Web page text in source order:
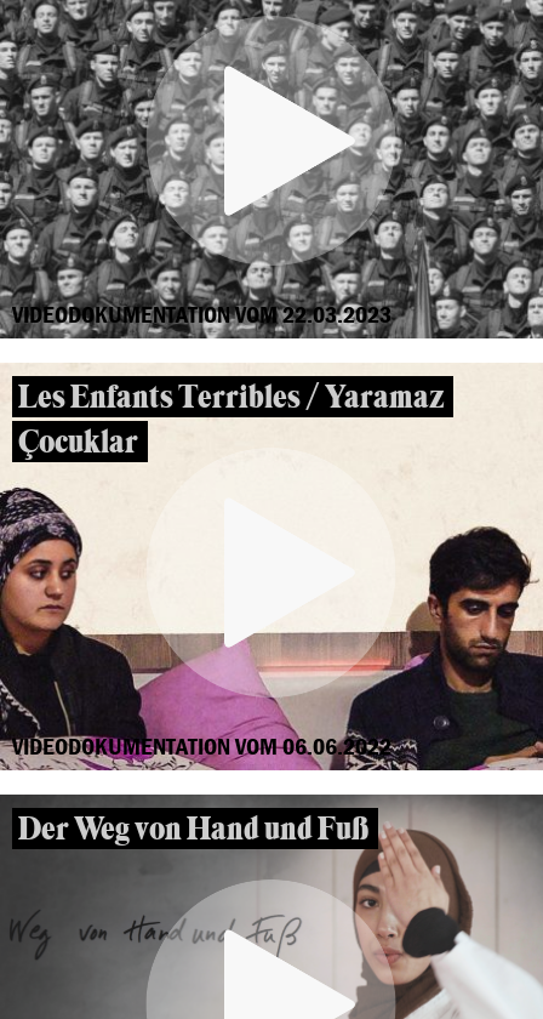
VIDEODOKUMENTATION VOM 22.03.2023
Les Enfants Terribles / Yaramaz
Çocuklar
VIDEODOKUMENTATION VOM 06.06.2022
Der Weg von Hand und Fuß